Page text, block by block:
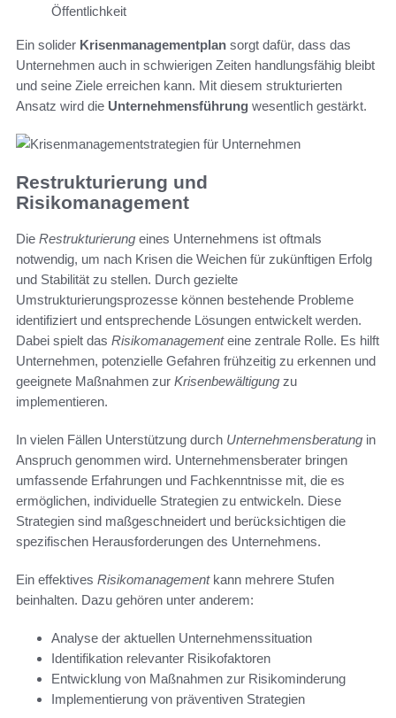
Öffentlichkeit
Ein solider Krisenmanagementplan sorgt dafür, dass das
Unternehmen auch in schwierigen Zeiten handlungsfähig bleibt
und seine Ziele erreichen kann. Mit diesem strukturierten
Ansatz wird die Unternehmensführung wesentlich gestärkt.
Restrukturierung und
Risikomanagement
Die Restrukturierung eines Unternehmens ist oftmals
notwendig, um nach Krisen die Weichen für zukünftigen Erfolg
und Stabilität zu stellen. Durch gezielte
Umstrukturierungsprozesse können bestehende Probleme
identifiziert und entsprechende Lösungen entwickelt werden.
Dabei spielt das Risikomanagementeine zentrale Rolle. Es hilft
Unternehmen, potenzielle Gefahren frühzeitig zu erkennen und
geeignete Maßnahmen zur Krisenbewältigung zu
implementieren.
In vielen Fällen Unterstützung durch Unternehmensberatung in
Anspruch genommen wird. Unternehmensberater bringen
umfassende Erfahrungen und Fachkenntnisse mit, die es
ermöglichen, individuelle Strategien zu entwickeln. Diese
Strategien sind maßgeschneidert und berücksichtigen die
spezifischen Herausforderungen des Unternehmens.
Ein effektives Risikomanagementkann mehrere Stufen
beinhalten. Dazu gehören unter anderem:
Analyse der aktuellen Unternehmenssituation
Identifikation relevanter Risikofaktoren
Entwicklung von Maßnahmen zur Risikominderung
Implementierung von präventiven Strategien